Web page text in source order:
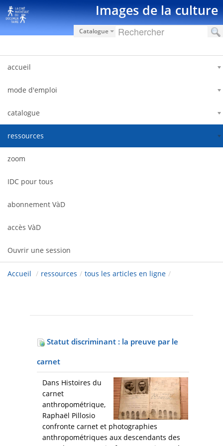
Saut au contenu Images de la culture
Catalogue
accueil
mode d'emploi
catalogue
ressources
zoom
IDC pour tous
abonnement VàD
accès VàD
Ouvrir une session
Accueil / ressources / tous les articles en ligne /
Statut discriminant : la preuve par le
carnet
Dans Histoires du
carnet
anthropométrique,
Raphaël Pillosio
confronte carnet et photographies
anthropométriques aux descendants des